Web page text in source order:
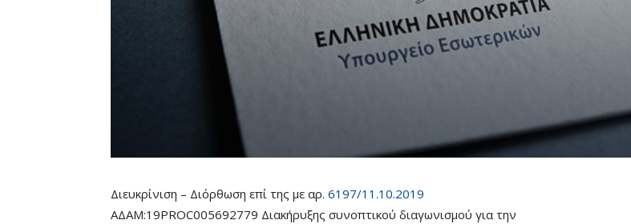
Διευκρίνιση – Διόρθωση επί της με αρ. 6197/11.10.2019
ΑΔΑΜ:19PROC005692779 Διακήρυξης συνοπτικού διαγωνισμού για την